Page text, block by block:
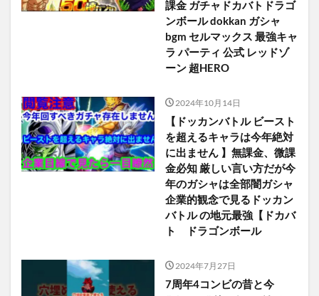
課金 ガチャドカバトドラゴ
ンボール dokkan ガシャ
bgm セルマックス 最強キャ
ラ パーティ 公式 レッドゾ
ーン 超HERO
2024年10月14日
【ドッカンバトル ビースト
を超えるキャラは今年絶対
に出ません 】無課金、微課
金必知 厳しい言い方だが今
年のガシャは全部闇ガシャ
企業的観念で見るドッカン
バトル の地元最強【ドカバ
ト ドラゴンボール
2024年7月27日
7周年4コンビの昔と今